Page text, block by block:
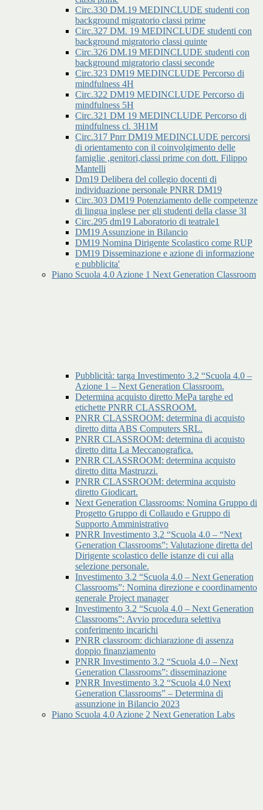
Circ.330 DM.19 MEDINCLUDE studenti con
background migratorio classi prime
Circ.327 DM. 19 MEDINCLUDE studenti con
background migratorio classi quinte
Circ.326 DM.19 MEDINCLUDE studenti con
background migratorio classi seconde
Circ.323 DM19 MEDINCLUDE Percorso di
mindfulness 4H
Circ.322 DM19 MEDINCLUDE Percorso di
mindfulness 5H
Circ.321 DM 19 MEDINCLUDE Percorso di
mindfulness cl. 3H1M
Circ.317 Pnrr DM19 MEDINCLUDE percorsi
di orientamento con il coinvolgimento delle
famiglie ,genitori,classi prime con dott. Filippo
Mantelli
Dm19 Delibera del collegio docenti di
individuazione personale PNRR DM19
Circ.303 DM19 Potenziamento delle competenze
di lingua inglese per gli studenti della classe 3I
Circ.295 dm19 Laboratorio di teatrale1
DM19 Assunzione in Bilancio
DM19 Nomina Dirigente Scolastico come RUP
DM19 Disseminazione e azione di informazione
e pubblicita'
Piano Scuola 4.0 Azione 1 Next Generation Classroom
Pubblicità: targa Investimento 3.2 “Scuola 4.0 –
Azione 1 – Next Generation Classroom.
Determina acquisto diretto MePa targhe ed
etichette PNRR CLASSROOM.
PNRR CLASSROOM: determina di acquisto
diretto ditta ABS Computers SRL.
PNRR CLASSROOM: determina di acquisto
diretto ditta La Meccanografica.
PNRR CLASSROOM: determina acquisto
diretto ditta Mastruzzi.
PNRR CLASSROOM: determina acquisto
diretto Giodicart.
Next Generation Classrooms: Nomina Gruppo di
Progetto Gruppo di Collaudo e Gruppo di
Supporto Amministrativo
PNRR Investimento 3.2 “Scuola 4.0 – “Next
Generation Classrooms”: Valutazione diretta del
Dirigente scolastico delle istanze di cui alla
selezione personale.
Investimento 3.2 “Scuola 4.0 – Next Generation
Classrooms”: Nomina direzione e coordinamento
generale Project manager
Investimento 3.2 “Scuola 4.0 – Next Generation
Classrooms”: Avvio procedura selettiva
conferimento incarichi
PNRR classroom: dichiarazione di assenza
doppio finanziamento
PNRR Investimento 3.2 “Scuola 4.0 – Next
Generation Classrooms”: disseminazione
PNRR Investimento 3.2 “Scuola 4.0 Next
Generation Classrooms” – Determina di
assunzione in Bilancio 2023
Piano Scuola 4.0 Azione 2 Next Generation Labs